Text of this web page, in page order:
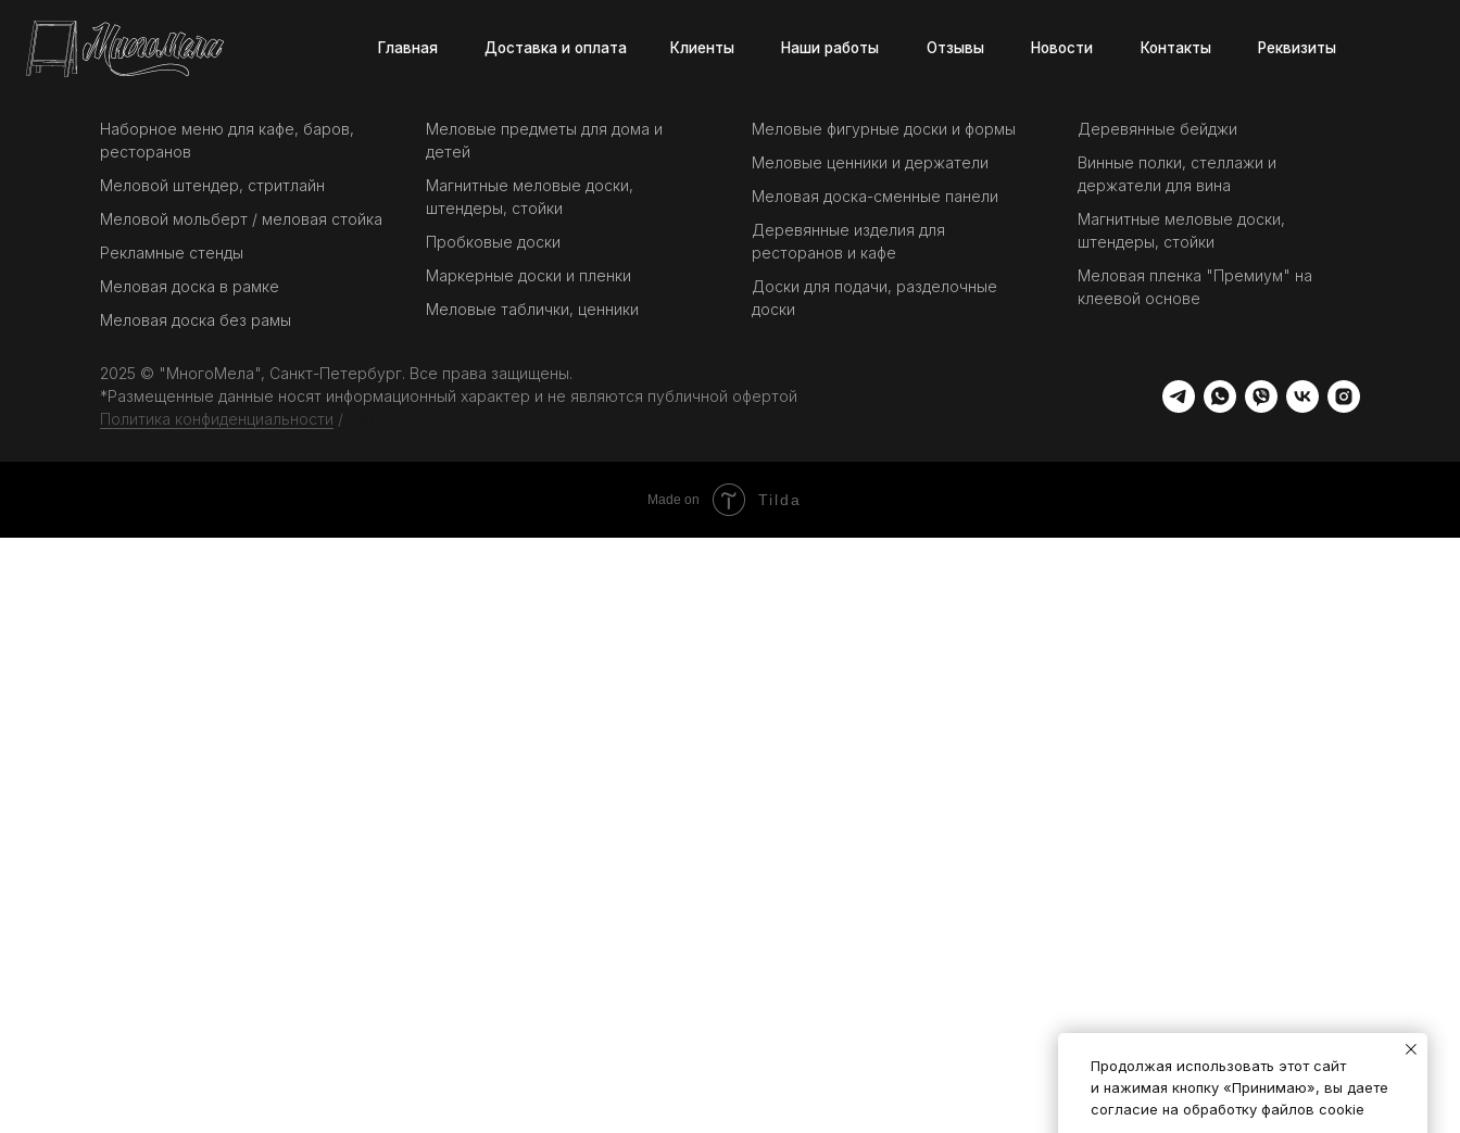
Наборное меню для кафе, баров,
ресторанов
Меловой штендер, стритлайн
Меловой мольберт / меловая стойка
Рекламные стенды
Меловая доска в рамке
Меловая доска без рамы
Меловые предметы для дома и
детей
Магнитные меловые доски,
штендеры, стойки
Пробковые доски
Маркерные доски и пленки
Меловые таблички, ценники
Меловые фигурные доски и формы
Меловые ценники и держатели
Меловая доска-сменные панели
Деревянные изделия для
ресторанов и кафе
Доски для подачи, разделочные
доски
Деревянные бейджи
Винные полки, стеллажи и
держатели для вина
Магнитные меловые доски,
штендеры, стойки
Меловая пленка "Премиум" на
клеевой основе
2025 © "МногоМела", Санкт-Петербург. Все права защищены.
*Размещенные данные носят информационный характер и не являются публичной офертой
Политика конфиденциальности /
Продолжая использовать этот сайт
и нажимая кнопку «Принимаю», вы даете
согласие на обработку файлов cookie
Made on Tilda